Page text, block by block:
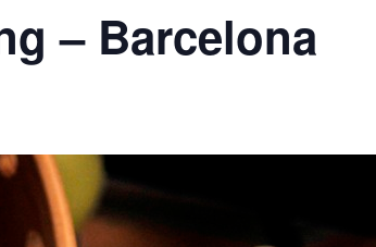
– Barcelona